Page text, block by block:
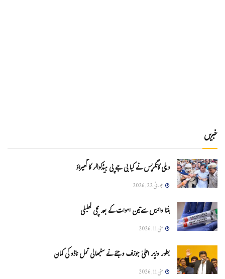
خبریں
دہلی کانگریس نے کیا بی جے پی ہیڈکواٹر کا گھیراؤ
جولائی 22, 2026
ہنتا وائرس سےتین اموات کے بعد مچی کھلبلی
مئی 11, 2026
بطور وزیر اعلیٰ جوزف وجئے نے سنبھالی تمل ناڈو کی کمان
مئی 11, 2026